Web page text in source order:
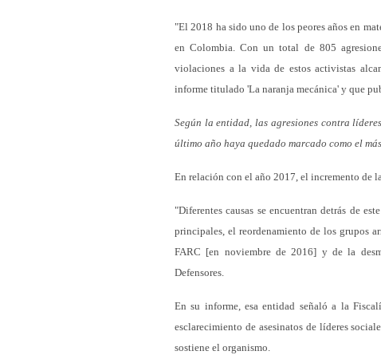
"El 2018 ha sido uno de los peores años en
en Colombia. Con un total de 805
violaciones a la vida de estos activistas
informe titulado 'La naranja mecánica' y que
Según la entidad, las agresiones contra
último año haya quedado marcado como el
En relación con el año 2017, el incremento de
"Diferentes causas se encuentran detrás de
principales, el reordenamiento de los grupos
FARC [en noviembre de 2016] y de la
Defensores.
En su informe, esa entidad señaló a la
esclarecimiento de asesinatos de líderes
sostiene el organismo.